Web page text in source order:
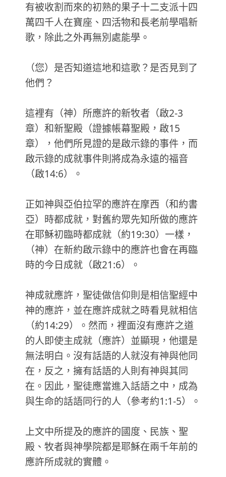
有被收割而來的初熟的果子十二支派十四
萬四千人在寶座、四活物和長老前學唱新
歌，除此之外再無別處能學。
（您）是否知道這地和這歌？是否見到了
他們？
這裡有（神）所應許的新牧者（啟2-3
章）和新聖殿（證據帳幕聖殿，啟15
章），他們所見證的是啟示錄的事件，而
啟示錄的成就事件則將成為永遠的福音
（啟14:6）。
正如神與亞伯拉罕的應許在摩西（和約書
亞）時都成就，對舊約眾先知所做的應許
在耶穌初臨時都成就（約19:30）一樣，
（神）在新約啟示錄中的應許也會在再臨
時的今日成就（啟21:6）。
神成就應許，聖徒做信仰則是相信聖經中
神的應許，並在應許成就之時看見就相信
（約14:29）。然而，裡面沒有應許之道
的人即使主成就（應許）並顯現，他還是
無法明白。沒有話語的人就沒有神與他同
在，反之，擁有話語的人則有神與其同
在。因此，聖徒應當進入話語之中，成為
與生命的話語同行的人（參考約1:1-5）。
上文中所提及的應許的國度、民族、聖
殿、牧者與神學院都是耶穌在兩千年前的
應許所成就的實體。